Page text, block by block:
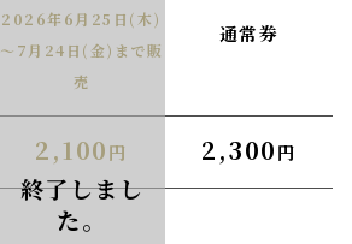
2026年6月25日(木)
～7月24日(金)まで販
売
通常券
2,100円 2,300円